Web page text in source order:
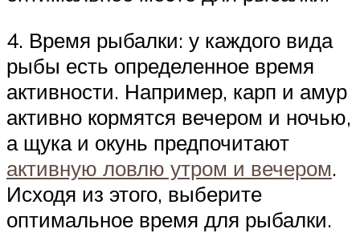
4. Время рыбалки: у каждого вида
рыбы есть определенное время
активности. Например, карп и амур
активно кормятся вечером и ночью,
а щука и окунь предпочитают
активную ловлю утром и вечером.
Исходя из этого, выберите
оптимальное время для рыбалки.